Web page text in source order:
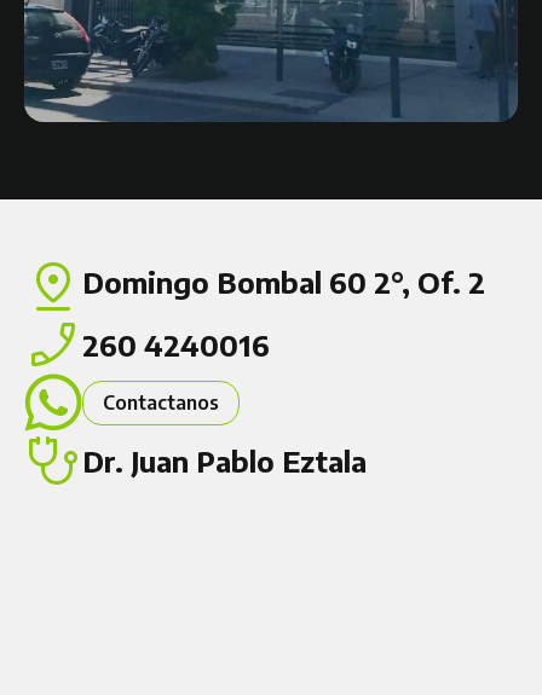
Domingo Bombal 60 2°, Of. 2
260 4240016
Contactanos
Dr. Juan Pablo Eztala